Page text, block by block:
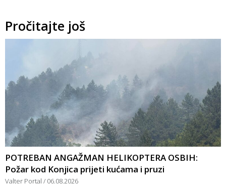
Pročitajte još
POTREBAN ANGAŽMAN HELIKOPTERA OSBIH:
Požar kod Konjica prijeti kućama i pruzi
Valter Portal 06.08.2026